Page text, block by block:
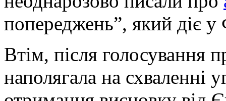
попереджень”, який діє у
Втім, після голосування
наполягала на схваленні